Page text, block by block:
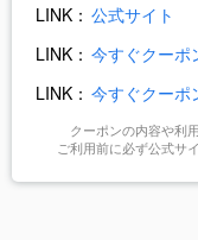
LINK： 公式サイト
LINK： 今すぐクーポ
LINK： 今すぐクーポ
クーポンの内容や利
ご利用前に必ず公式サ